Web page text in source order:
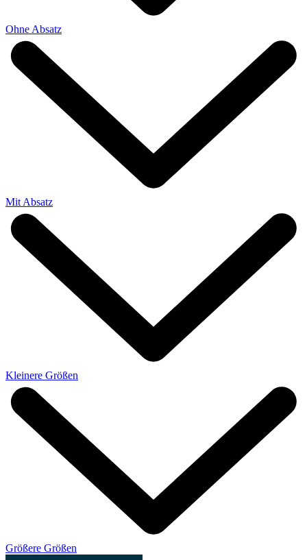
Ohne Absatz
Mit Absatz
Kleinere Größen
Größere Größen